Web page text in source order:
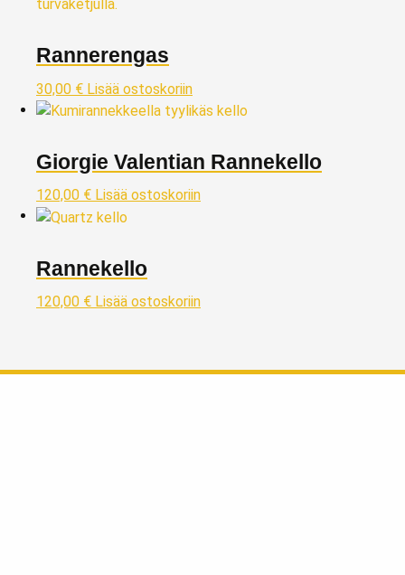
Rannerengas
30,00 € Lisää ostoskoriin
Giorgie Valentian Rannekello
120,00 € Lisää ostoskoriin
Rannekello
120,00 € Lisää ostoskoriin